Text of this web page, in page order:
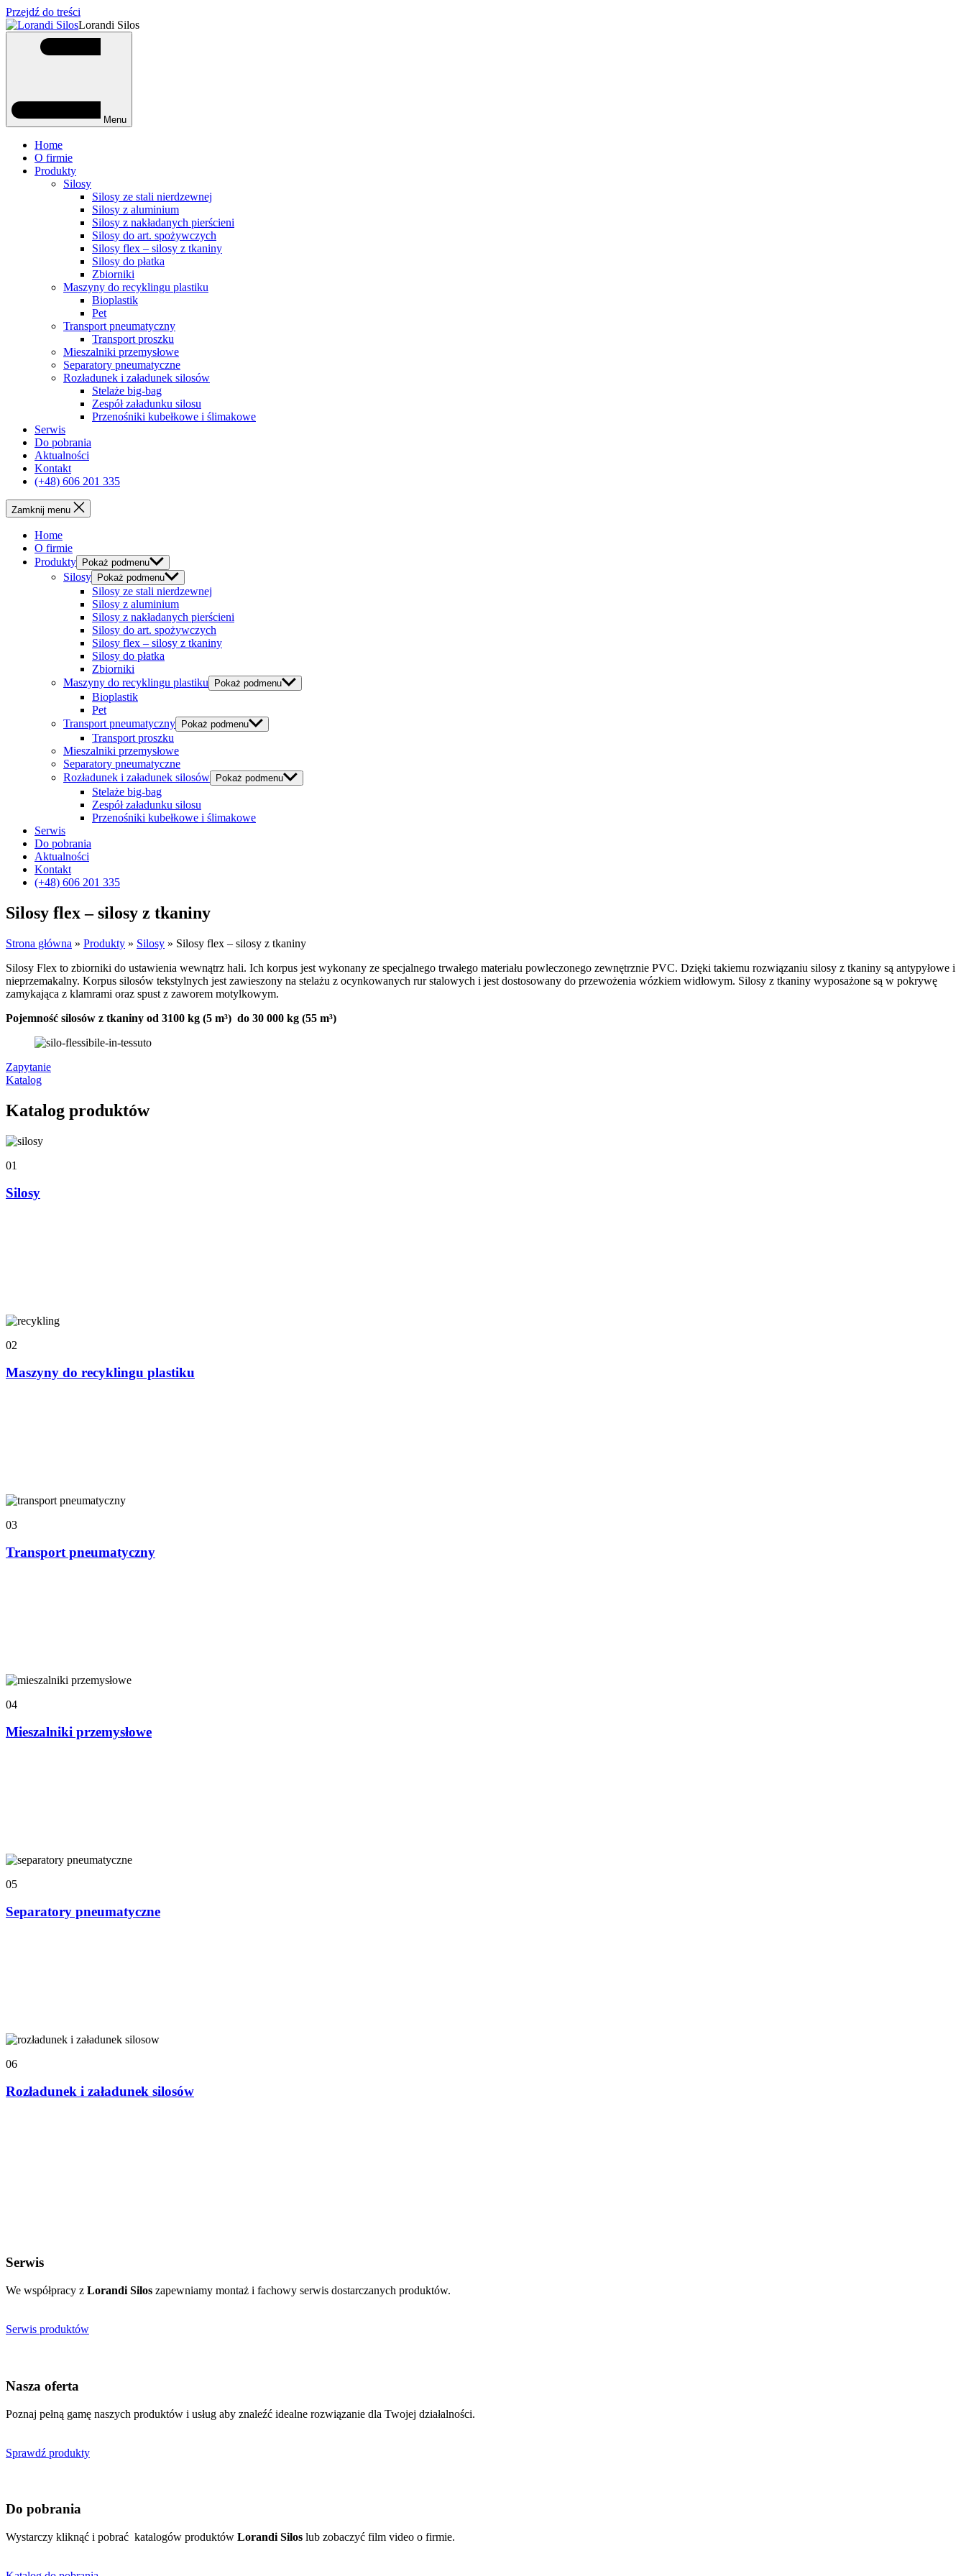
Przejdź do treści
Lorandi Silos
Menu
Home
O firmie
Produkty
Silosy
Silosy ze stali nierdzewnej
Silosy z aluminium
Silosy z nakładanych pierścieni
Silosy do art. spożywczych
Silosy flex – silosy z tkaniny
Silosy do płatka
Zbiorniki
Maszyny do recyklingu plastiku
Bioplastik
Pet
Transport pneumatyczny
Transport proszku
Mieszalniki przemysłowe
Separatory pneumatyczne
Rozładunek i załadunek silosów
Stelaże big-bag
Zespół załadunku silosu
Przenośniki kubełkowe i ślimakowe
Serwis
Do pobrania
Aktualności
Kontakt
(+48) 606 201 335
Zamknij menu
Home
O firmie
Produkty
Pokaż podmenu
Silosy Pokaż podmenu
Silosy ze stali nierdzewnej
Silosy z aluminium
Silosy z nakładanych pierścieni
Silosy do art. spożywczych
Silosy flex – silosy z tkaniny
Silosy do płatka
Zbiorniki
Maszyny do recyklingu plastiku
Pokaż podmenu
Bioplastik
Pet
Transport pneumatyczny
Pokaż podmenu
Transport proszku
Mieszalniki przemysłowe
Separatory pneumatyczne
Rozładunek i załadunek silosów
Pokaż podmenu
Stelaże big-bag
Zespół załadunku silosu
Przenośniki kubełkowe i ślimakowe
Serwis
Do pobrania
Aktualności
Kontakt
(+48) 606 201 335
Silosy flex – silosy z tkaniny
Strona główna » Produkty » Silosy » Silosy flex – silosy z tkaniny
Silosy Flex to zbiorniki do ustawienia wewnątrz hali. Ich korpus jest wykonany ze specjalnego trwałego materiału powleczonego zewnętrznie PVC. Dzięki takiemu rozwiązaniu silosy z tkaniny są antypyłowe i
nieprzemakalny. Korpus silosów tekstylnych jest zawieszony na stelażu z ocynkowanych rur stalowych i jest dostosowany do przewożenia wózkiem widłowym. Silosy z tkaniny wyposażone są w pokrywę
zamykająca z klamrami oraz spust z zaworem motylkowym.
Pojemność silosów z tkaniny od 3100 kg (5 m³) do 30 000 kg (55 m³)
Zapytanie
Katalog
Katalog produktów
01
Silosy
02
Maszyny do recyklingu plastiku
03
Transport pneumatyczny
04
Mieszalniki przemysłowe
05
Separatory pneumatyczne
06
Rozładunek i załadunek silosów
Serwis
We współpracy z Lorandi Silos zapewniamy montaż i fachowy serwis dostarczanych produktów.
Serwis produktów
Nasza oferta
Poznaj pełną gamę naszych produktów i usług aby znaleźć idealne rozwiązanie dla Twojej działalności.
Sprawdź produkty
Do pobrania
Wystarczy kliknąć i pobrać katalogów produktów Lorandi Silos lub zobaczyć film video o firmie.